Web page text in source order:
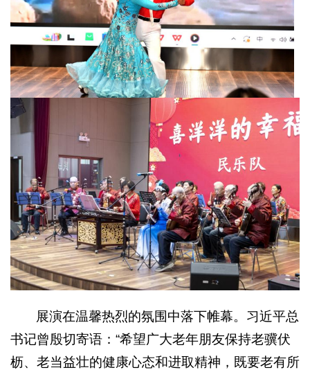
展演在温馨热烈的氛围中落下帷幕。习近平总
书记曾殷切寄语：“希望广大老年朋友保持老骥伏
枥、老当益壮的健康心态和进取精神，既要老有所